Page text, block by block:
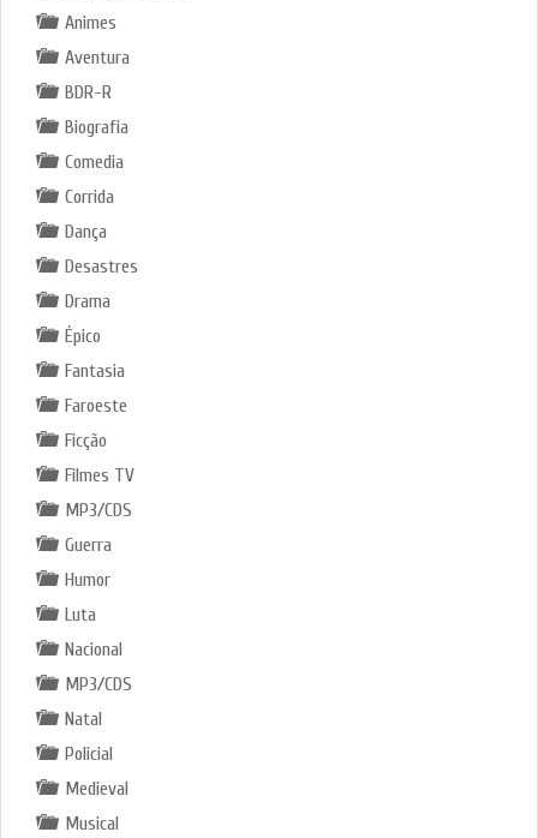
Animes
Aventura
BDR-R
Biografia
Comedia
Corrida
Dança
Desastres
Drama
Épico
Fantasia
Faroeste
Ficção
Filmes TV
MP3/CDS
Guerra
Humor
Luta
Nacional
MP3/CDS
Natal
Policial
Medieval
Musical